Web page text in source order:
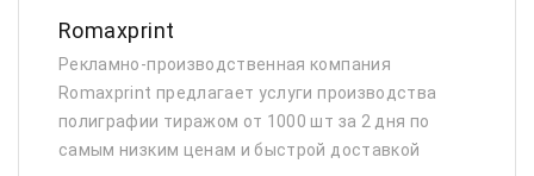
Romaxprint
Рекламно-производственная компания
Romaxprint предлагает услуги производства
полиграфии тиражом от 1000 шт за 2 дня по
самым низким ценам и быстрой доставкой